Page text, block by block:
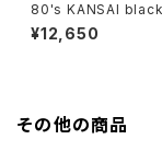
80's KANSAI
e
¥12,650
その他の商品